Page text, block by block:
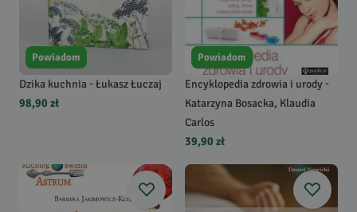
Powiadom
Dzika kuchnia - Łukasz Łuczaj
98,90 zł
Powiadom
Encyklopedia zdrowia i urody -
Katarzyna Bosacka, Klaudia
Carlos
39,90 zł